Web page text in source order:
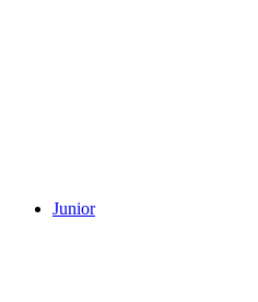
Junior